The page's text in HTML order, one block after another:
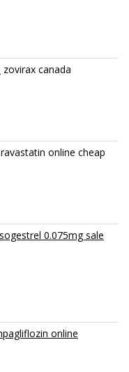
zovirax canada
online cheap
0.075mg sale
online